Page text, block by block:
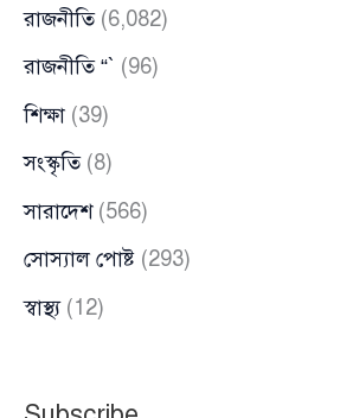
রাজনীতি(6,082)
রাজনীতি “` (96)
শিক্ষা (39)
সংস্কৃতি(8)
সারাদেশ(566)
সোস্যাল পোষ্ট (293)
স্বাস্থ্য(12)